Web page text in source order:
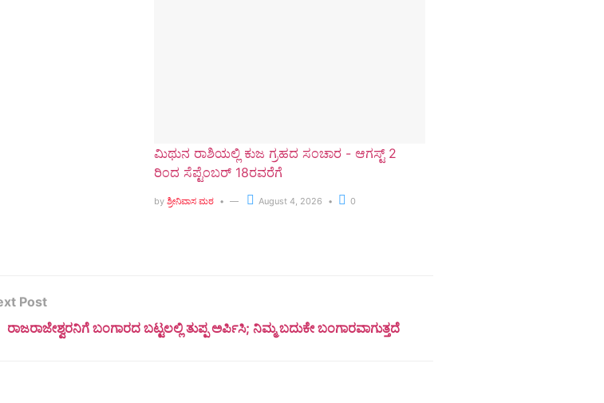
ಮಿಥುನ ರಾಶಿಯಲ್ಲಿ ಕುಜ ಗ್ರಹದ ಸಂಚಾರ - ಆಗಸ್ಟ್ 2
ರಿಂದ ಸೆಪ್ಟೆಂಬರ್ 18ರವರೆಗೆ
by ಶ್ರೀನಿವಾಸ ಮಠ August 4, 2026 0
Post
ರಾಜರಾಜೇಶ್ವರನಿಗೆ ಬಂಗಾರದ ಬಟ್ಟಲಲ್ಲಿ ತುಪ್ಪ ಅರ್ಪಿಸಿ; ನಿಮ್ಮ ಬದುಕೇ ಬಂಗಾರವಾಗುತ್ತದೆ